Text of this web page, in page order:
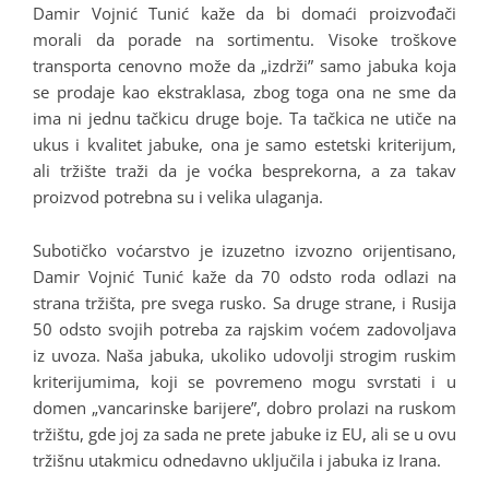
Damir Vojnić Tunić kaže da bi domaći proizvođači
morali da porade na sortimentu. Visoke troškove
transporta cenovno može da „izdrži” samo jabuka koja
se prodaje kao ekstraklasa, zbog toga ona ne sme da
ima ni jednu tačkicu druge boje. Ta tačkica ne utiče na
ukus i kvalitet jabuke, ona je samo estetski kriterijum,
ali tržište traži da je voćka besprekorna, a za takav
proizvod potrebna su i velika ulaganja.
Subotičko voćarstvo je izuzetno izvozno orijentisano,
Damir Vojnić Tunić kaže da 70 odsto roda odlazi na
strana tržišta, pre svega rusko. Sa druge strane, i Rusija
50 odsto svojih potreba za rajskim voćem zadovoljava
iz uvoza. Naša jabuka, ukoliko udovolji strogim ruskim
kriterijumima, koji se povremeno mogu svrstati i u
domen „vancarinske barijere”, dobro prolazi na ruskom
tržištu, gde joj za sada ne prete jabuke iz EU, ali se u ovu
tržišnu utakmicu odnedavno uključila i jabuka iz Irana.